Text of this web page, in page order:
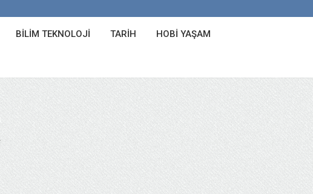
BILIM TEKNOLOJI TARIH HOBI YAŞAM